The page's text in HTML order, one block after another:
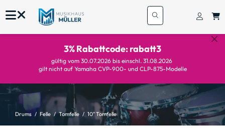
3% Rabattcode: rabatt3
gültig vom 30.07.2026 bis einschl. 31.08.2026
gilt nicht auf Yamaha CVP-900- und CLP-875-Modelle
Drums Felle Tomfelle 10" Tomfelle